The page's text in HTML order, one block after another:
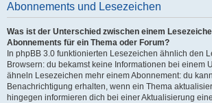
Abonnements und Lesezeichen
Was ist der Unterschied zwischen einem
Abonnements für ein Thema oder Forum?
In phpBB 3.0 funktionierten Lesezeichen ähnlich den
Browsern: du bekamst keine Informationen bei einem
ähneln Lesezeichen mehr einem Abonnement: du
Benachrichtigung erhalten, wenn ein Thema
hingegen informieren dich bei einer Aktualisierung